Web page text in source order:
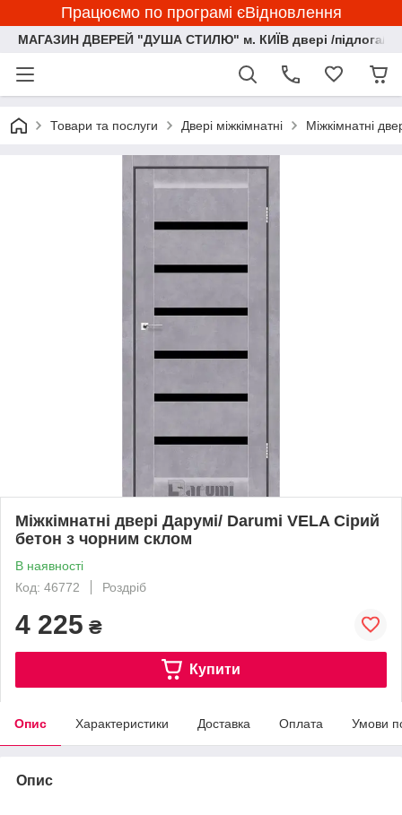
Працюємо по програмі єВідновлення
МАГАЗИН ДВЕРЕЙ "ДУША СТИЛЮ" м. КИЇВ двері /підлога/
Товари та послуги Двері міжкімнатні Міжкімнатні
Міжкімнатні двері Дарумі/ Darumi VELA Сірий
бетон з чорним склом
В наявності
Код: 46772
Роздріб
4 225 ₴
Купити
Опис Характеристики Доставка Оплата Умови
Опис